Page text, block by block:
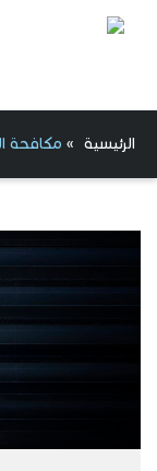
الرئيسية » مكافحة